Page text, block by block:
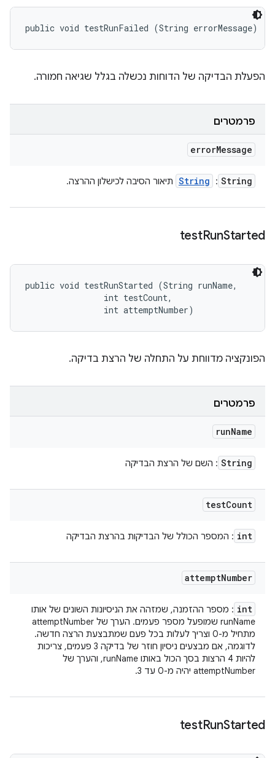
public void testRunFailed (String errorMessage)
הפעלת הבדיקה של הדוחות נכשלה בגלל שגיאה חמורה.
פרמטרים
errorMessage
String
:
String תיאור הסיבה לכישלון ההרצה.
testRunStarted
public void testRunStarted (String runName,
                int testCount,
                int attemptNumber)
הפונקציה מדווחת על התחלה של הרצת בדיקה.
פרמטרים
runName
String : השם של הרצת הבדיקה
testCount
int : המספר הכולל של הבדיקות בהרצת הבדיקה
attemptNumber
int : מספר ההזמנה, שמזהה את הניסיונות השונים של אותו
runName שמופעל מספר פעמים. הערך של attemptNumber
מתחיל מ-0 וצריך לעלות בכל פעם שמתבצעת הרצה חדשה.
לדוגמה, אם מבצעים ניסיון חוזר של בדיקה 3 פעמים, צריכות
להיות 4 הרצות בסך הכול באותו runName, והערך של
attemptNumber יהיה מ-0 עד 3.
testRunStarted